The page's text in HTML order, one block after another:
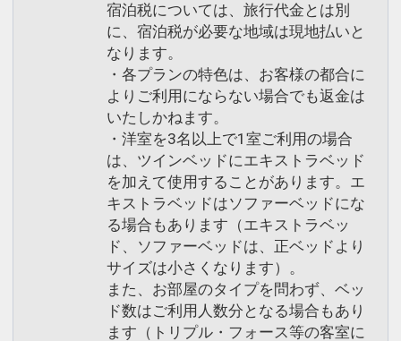
宿泊税については、旅行代金とは別
に、宿泊税が必要な地域は現地払いと
なります。
・各プランの特色は、お客様の都合に
よりご利用にならない場合でも返金は
いたしかねます。
・洋室を3名以上で1室ご利用の場合
は、ツインベッドにエキストラベッド
を加えて使用することがあります。エ
キストラベッドはソファーベッドにな
る場合もあります（エキストラベッ
ド、ソファーベッドは、正ベッドより
サイズは小さくなります）。
また、お部屋のタイプを問わず、ベッ
ド数はご利用人数分となる場合もあり
ます（トリプル・フォース等の客室に